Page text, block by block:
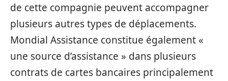
de cette compagnie peuvent accompagner
plusieurs autres types de déplacements.
Mondial Assistance constitue également «
une source d’assistance » dans plusieurs
contrats de cartes bancaires principalement